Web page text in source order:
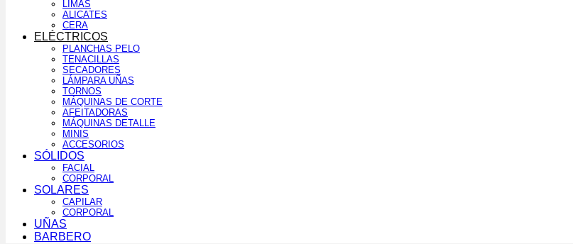
LIMAS
ALICATES
CERA
ELÉCTRICOS
PLANCHAS PELO
TENACILLAS
SECADORES
LÁMPARA UÑAS
TORNOS
MÁQUINAS DE CORTE
AFEITADORAS
MÁQUINAS DETALLE
MINIS
ACCESORIOS
SÓLIDOS
FACIAL
CORPORAL
SOLARES
CAPILAR
CORPORAL
UÑAS
BARBERO